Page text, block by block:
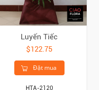
Luyến Tiếc
$122.75
Đặt mua
HTA-2120